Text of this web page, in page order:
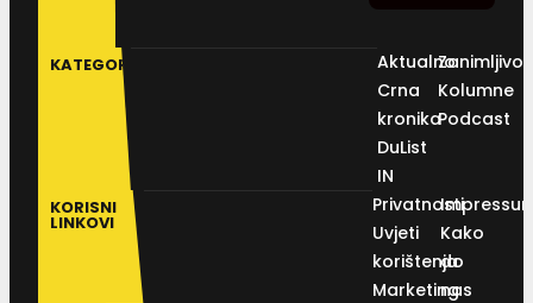
KATEGORIJE
Aktualno
Crna
kronika
DuList
IN
Kolumne
Podcast
KORISNI
LINKOVI
Privatnosti
Uvjeti
korištenja
Marketing
Kako
do
nas